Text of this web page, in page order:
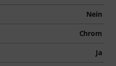
Nein
Chrom
Ja